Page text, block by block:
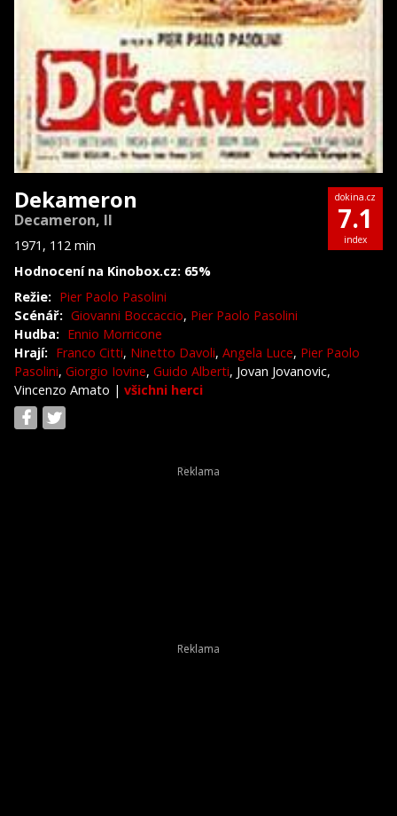
Dekameron
Decameron, II
1971, 112 min
Hodnocení na Kinobox.cz: 65%
dokina.cz
7.1
index
Režie: Pier Paolo Pasolini
Scénář: Giovanni Boccaccio, Pier Paolo Pasolini
Hudba: Ennio Morricone
Hrají: Franco Citti, Ninetto Davoli, Angela Luce, Pier Paolo
Pasolini, Giorgio Iovine, Guido Alberti, Jovan Jovanovic,
Vincenzo Amato | všichni herci